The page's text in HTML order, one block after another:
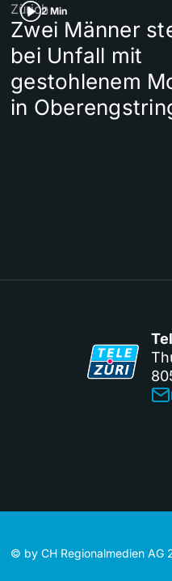
2 Min
Zürich
Zwei Männer
bei Unfall mit
gestohlenem
in
© by CH Regionalmedien AG